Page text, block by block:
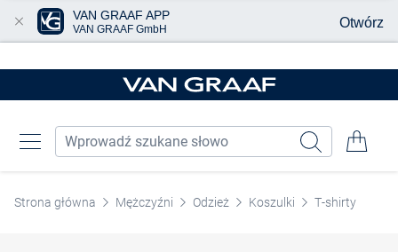
Strona główna Mężczyźni Odzież Koszulki T-shirty
VAN GRAAF APP
VAN GRAAF GmbH Otwórz